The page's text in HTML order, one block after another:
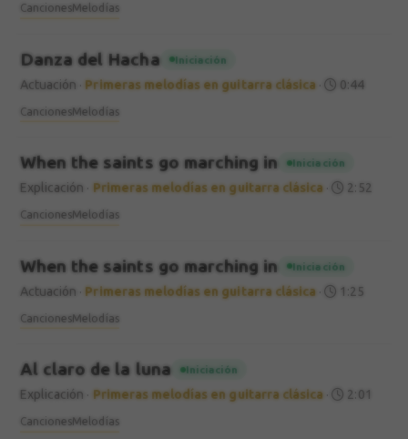
CancionesMelodías
Danza del Hacha Iniciación
Actuación Primeras melodías en guitarra clásica · 0:44
CancionesMelodías
When the saints go marching in Iniciación
Explicación Primeras melodías en guitarra clásica 2:52
CancionesMelodías
When the saints go marching in Iniciación
Actuación Primeras melodías en guitarra clásica · 1:25
CancionesMelodías
Al claro de la luna Iniciación
Explicación Primeras melodías en guitarra clásica 2:01
CancionesMelodías